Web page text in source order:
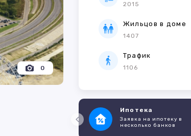
0
2015
Жильцов в доме
1407
Трафик
1106
Ипотека
Заявка на ипотеку в
несколько банков